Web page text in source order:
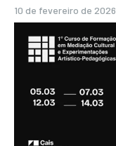
10 de fevereiro de 2026